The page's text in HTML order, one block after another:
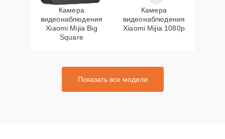
Камера
видеонаблюдения
Xiaomi Mijia Big
Square
Камера
видеонаблюдения
Xiaomi Mijia 1080p
Показать все модели